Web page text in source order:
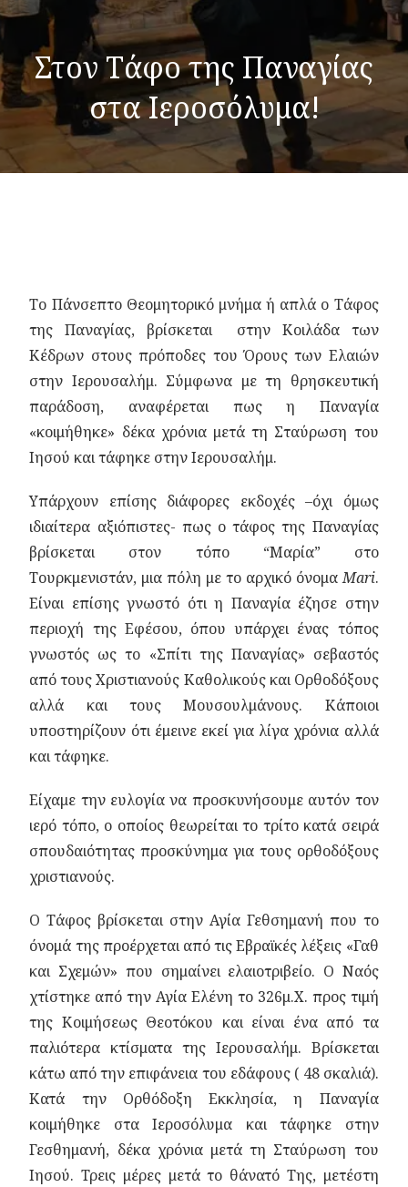
Στον Τάφο της Παναγίας
στα Ιεροσόλυμα!
Το Πάνσεπτο Θεομητορικό μνήμα ή απλά ο Τάφος
της Παναγίας, βρίσκεται στην Κοιλάδα των
Κέδρων στους πρόποδες του Όρους των Ελαιών
στην Ιερουσαλήμ. Σύμφωνα με τη θρησκευτική
παράδοση, αναφέρεται πως η Παναγία
«κοιμήθηκε» δέκα χρόνια μετά τη Σταύρωση του
Ιησού και τάφηκε στην Ιερουσαλήμ.
Υπάρχουν επίσης διάφορες εκδοχές –όχι όμως
ιδιαίτερα αξιόπιστες- πως ο τάφος της Παναγίας
βρίσκεται στον τόπο “Μαρία” στο
Τουρκμενιστάν, μια πόλη με το αρχικό όνομαMari.
Είναι επίσης γνωστό ότι η Παναγία έζησε στην
περιοχή της Εφέσου, όπου υπάρχει ένας τόπος
γνωστός ως το «Σπίτι της Παναγίας» σεβαστός
από τους Χριστιανούς Καθολικούς και Ορθοδόξους
αλλά και τους Μουσουλμάνους. Κάποιοι
υποστηρίζουν ότι έμεινε εκεί για λίγα χρόνια αλλά
και τάφηκε.
Είχαμε την ευλογία να προσκυνήσουμε αυτόν τον
ιερό τόπο, ο οποίος θεωρείται το τρίτο κατά σειρά
σπουδαιότητας προσκύνημα για τους ορθοδόξους
χριστιανούς.
Ο Τάφος βρίσκεται στην Αγία Γεθσημανή που το
όνομά της προέρχεται από τις Εβραϊκές λέξεις «Γαθ
και Σχεμών» που σημαίνει ελαιοτριβείο. Ο Ναός
χτίστηκε από την Αγία Ελένη το 326μ.Χ. προς τιμή
της Κοιμήσεως Θεοτόκου και είναι ένα από τα
παλιότερα κτίσματα της Ιερουσαλήμ. Βρίσκεται
κάτω από την επιφάνεια του εδάφους ( 48 σκαλιά).
Κατά την Ορθόδοξη Εκκλησία, η Παναγία
κοιμήθηκε στα Ιεροσόλυμα και τάφηκε στην
Γεσθημανή, δέκα χρόνια μετά τη Σταύρωση του
Ιησού. Τρεις μέρες μετά το θάνατό Της, μετέστη